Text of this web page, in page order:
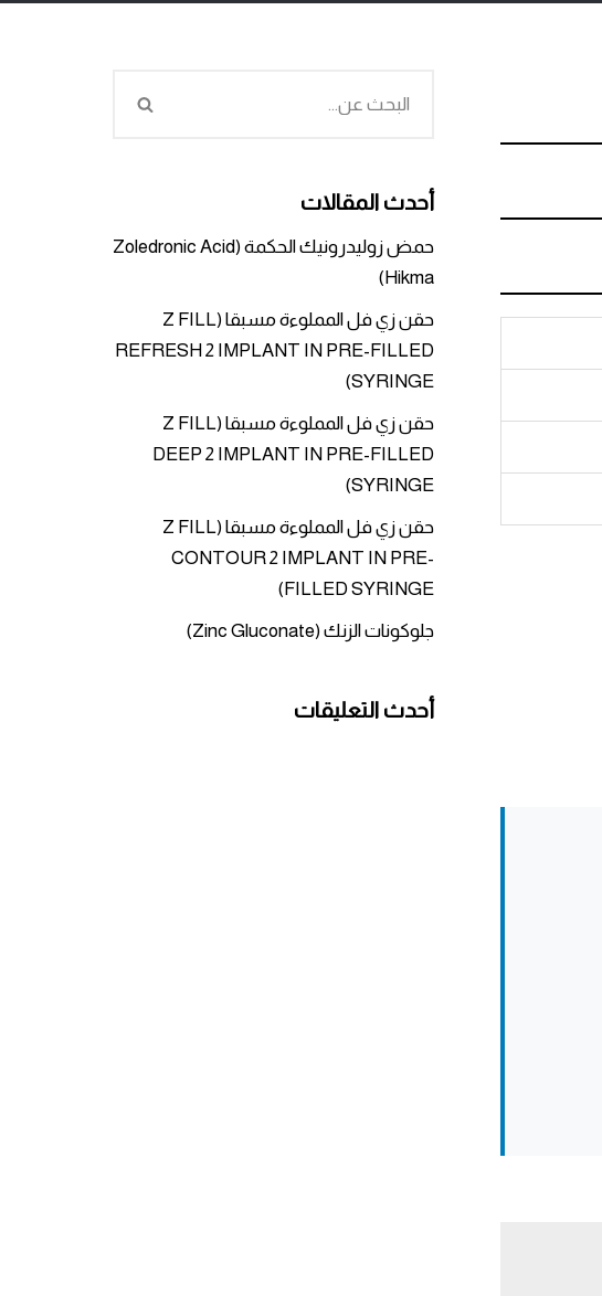
أحدث المقالات
حمض زوليدرونيك الحكمة (Zoledronic Acid
Hikma)
حقن زي فل المملوءة مسبقا (Z FILL
REFRESH 2 IMPLANT IN PRE-FILLED
SYRINGE)
حقن زي فل المملوءة مسبقا (Z FILL
DEEP 2 IMPLANT IN PRE-FILLED
SYRINGE)
حقن زي فل المملوءة مسبقا (Z FILL
CONTOUR 2 IMPLANT IN PRE-
FILLED SYRINGE)
جلوكونات الزنك (Zinc Gluconate)
أحدث التعليقات